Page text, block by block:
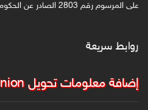
ت
ن
على المرسوم رقم 2803 الصادر عن الحكومة اللبنانية بتاريخ 14 أبريل 2000.
روابط سريعة
إضافة معلومات تحويل OMT/WesterUnion